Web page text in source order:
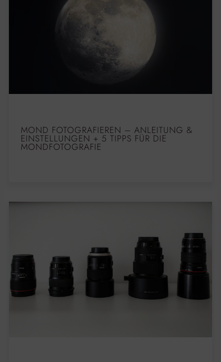
MOND FOTOGRAFIEREN – ANLEITUNG &
EINSTELLUNGEN + 5 TIPPS FÜR DIE
MONDFOTOGRAFIE